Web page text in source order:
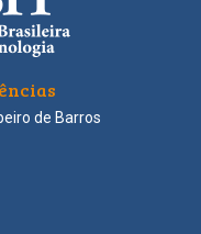
de Barros